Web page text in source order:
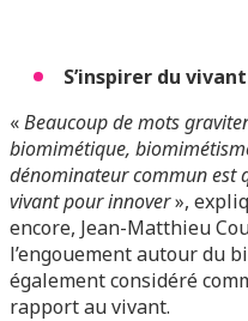
S’inspirer du
«Beaucoup de mots
biomimétique,
dénominateur commun est
vivant pour innover»,
encore, Jean-Matthieu
l’engouement autour du
également considéré
rapport au vivant.